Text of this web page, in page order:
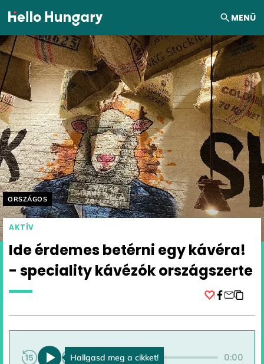
Ugrás a tartalomhoz MENÜ
Helyszín címkék:
ORSZÁGOS
AKTÍV
Ide érdemes betérni egy kávéra!
- speciality kávézók országszerte
0:00 0:00